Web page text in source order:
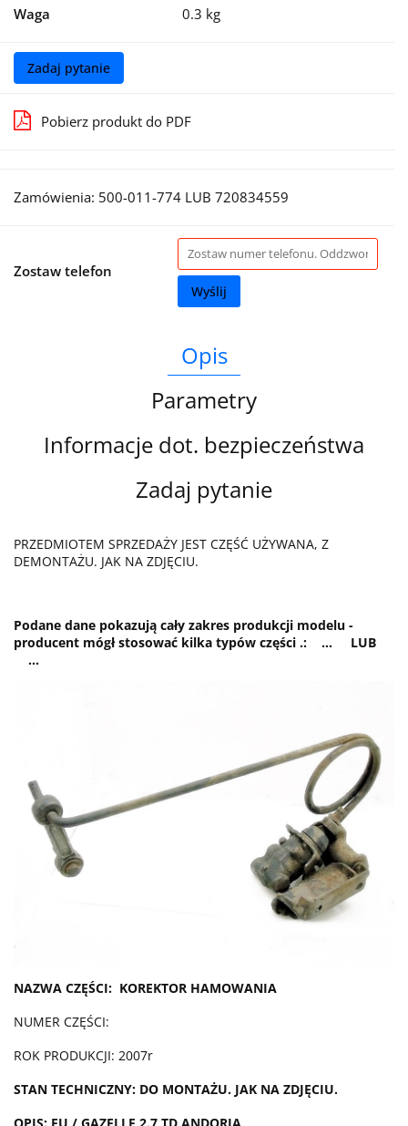
Waga 0.3 kg
Zadaj pytanie
Pobierz produkt do PDF
Zamówienia: 500-011-774 LUB 720834559
Zostaw telefon
Wyślij
Opis
Parametry
Informacje dot. bezpieczeństwa
Zadaj pytanie
PRZEDMIOTEM SPRZEDAŻY JEST CZĘŚĆ UŻYWANA, Z
DEMONTAŻU. JAK NA ZDJĘCIU.
Podane dane pokazują cały zakres produkcji modelu -
producent mógł stosować kilka typów części .: ... LUB
...
NAZWA CZĘŚCI: KOREKTOR HAMOWANIA
NUMER CZĘŚCI:
ROK PRODUKCJI: 2007r
STAN TECHNICZNY: DO MONTAŻU. JAK NA ZDJĘCIU.